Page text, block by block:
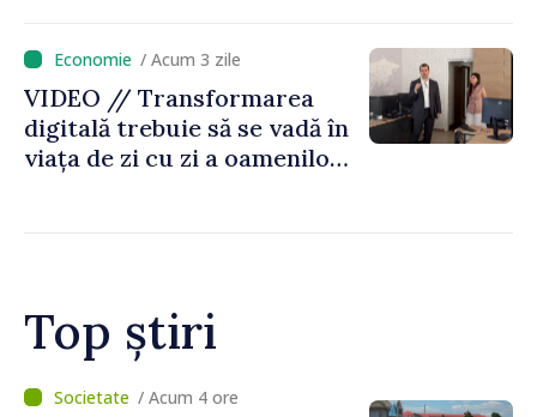
caniculă
/ Acum 3 zile
VIDEO // Transformarea
digitală trebuie să se vadă în
viața de zi cu zi a oamenilor
Top știri
/ Acum 1 oră